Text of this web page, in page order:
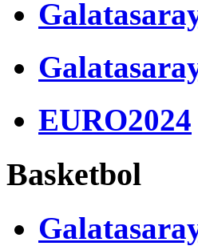
EURO2024
Basketbol